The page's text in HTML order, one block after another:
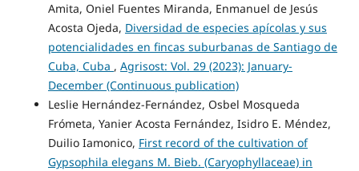
Amita, Oniel Fuentes Miranda, Enmanuel de Jesús
Acosta Ojeda, Diversidad de especies apícolas y sus
potencialidades en fincas suburbanas de Santiago de
Cuba, Cuba , Agrisost: Vol. 29 (2023): January-
December (Continuous publication)
Leslie Hernández-Fernández, Osbel Mosqueda
Frómeta, Yanier Acosta Fernández, Isidro E. Méndez,
Duilio Iamonico, First record of the cultivation of
Gypsophila elegans M. Bieb. (Caryophyllaceae) in